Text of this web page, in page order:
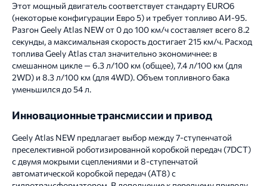
Этот мощный двигатель соответствует стандарту EURO6
(некоторые конфигурации Евро 5) и требует топливо АИ-95.
Разгон Geely Atlas NEW от 0 до 100 км/ч составляет всего 8.2
секунды, а максимальная скорость достигает 215 км/ч. Расход
топлива Geely Atlas стал значительно экономичнее: в
смешанном цикле — 6.3 л/100 км (общее), 7.4 л/100 км (для
2WD) и 8.3 л/100 км (для 4WD). Объем топливного бака
уменьшился до 54 л.
Инновационные трансмиссии и привод
Geely Atlas NEW предлагает выбор между 7-ступенчатой
преселективной роботизированной коробкой передач (7DCT)
с двумя мокрыми сцеплениями и 8-ступенчатой
автоматической коробкой передач (AT8) с